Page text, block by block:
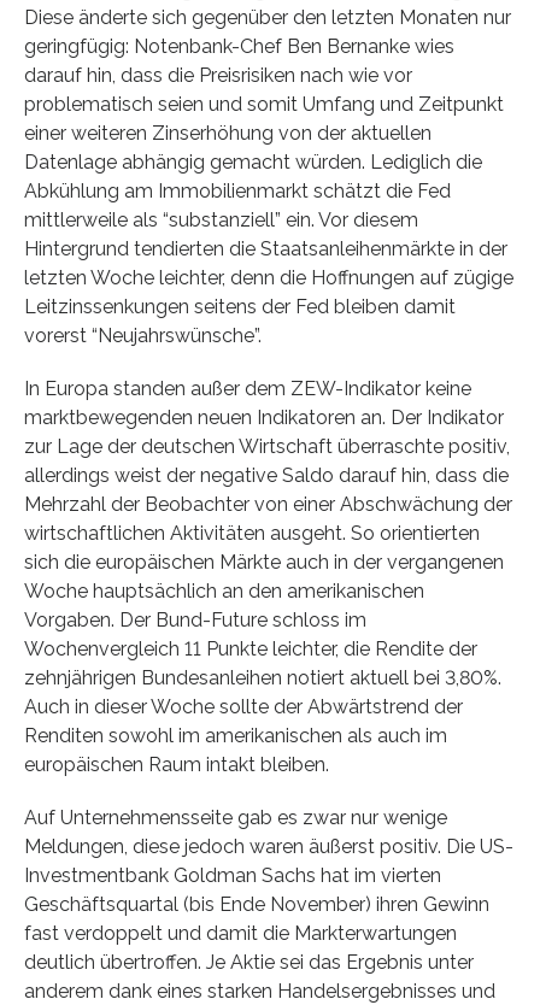
Diese änderte sich gegenüber den letzten Monaten nur
geringfügig: Notenbank-Chef Ben Bernanke wies
darauf hin, dass die Preisrisiken nach wie vor
problematisch seien und somit Umfang und Zeitpunkt
einer weiteren Zinserhöhung von der aktuellen
Datenlage abhängig gemacht würden. Lediglich die
Abkühlung am Immobilienmarkt schätzt die Fed
mittlerweile als “substanziell” ein. Vor diesem
Hintergrund tendierten die Staatsanleihenmärkte in der
letzten Woche leichter, denn die Hoffnungen auf zügige
Leitzinssenkungen seitens der Fed bleiben damit
vorerst “Neujahrswünsche”.
In Europa standen außer dem ZEW-Indikator keine
marktbewegenden neuen Indikatoren an. Der Indikator
zur Lage der deutschen Wirtschaft überraschte positiv,
allerdings weist der negative Saldo darauf hin, dass die
Mehrzahl der Beobachter von einer Abschwächung der
wirtschaftlichen Aktivitäten ausgeht. So orientierten
sich die europäischen Märkte auch in der vergangenen
Woche hauptsächlich an den amerikanischen
Vorgaben. Der Bund-Future schloss im
Wochenvergleich 11 Punkte leichter, die Rendite der
zehnjährigen Bundesanleihen notiert aktuell bei 3,80%.
Auch in dieser Woche sollte der Abwärtstrend der
Renditen sowohl im amerikanischen als auch im
europäischen Raum intakt bleiben.
Auf Unternehmensseite gab es zwar nur wenige
Meldungen, diese jedoch waren äußerst positiv. Die US-
Investmentbank Goldman Sachs hat im vierten
Geschäftsquartal (bis Ende November) ihren Gewinn
fast verdoppelt und damit die Markterwartungen
deutlich übertroffen. Je Aktie sei das Ergebnis unter
anderem dank eines starken Handelsergebnisses und